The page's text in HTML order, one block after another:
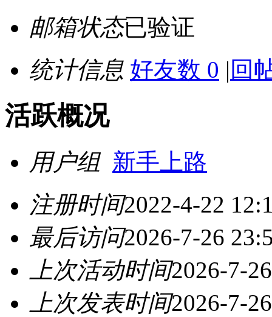
邮箱状态已验证
统计信息 好友数 0 | 回
活跃概况
用户组 新手上路
注册时间2022-4-22
最后访问2026-7-26
上次活动时间2026-7-
上次发表时间2026-7-